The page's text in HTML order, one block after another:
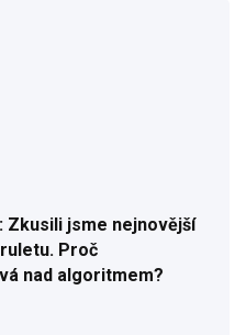
Zkusili jsme nejnovější
Proč
nad algoritmem?